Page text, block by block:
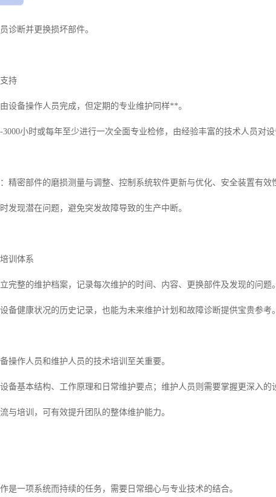
诊断并更换损坏部件。
持
设备操作人员完成，但定期的专业维护同样**。
3000小时或每年至少进行一次全面专业检修，由经验丰富的技术人员对
精密部件的磨损测量与调整、控制系统软件更新与优化、安全装置有效
发现潜在问题，避免突发故障导致的生产中断。
训体系
完整的维护档案，记录每次维护的时间、内容、更换部件及发现的问题
备健康状况的历史记录，也能为未来维护计划和故障诊断提供宝贵参考
操作人员和维护人员的技术培训至关重要。
备基本结构、工作原理和日常维护要点；维护人员则需要掌握更深入的
与培训，可有效提升团队的整体维护能力。
是一项系统而持续的任务，需要日常细心与专业技术的结合。